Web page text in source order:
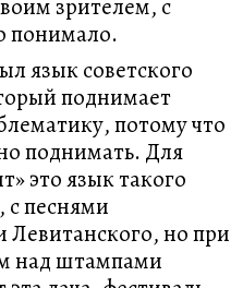
зрителем, с
понимало.
язык советского
поднимает
потому что
поднимать. Для
это язык такого
с песнями
но при
над штампами